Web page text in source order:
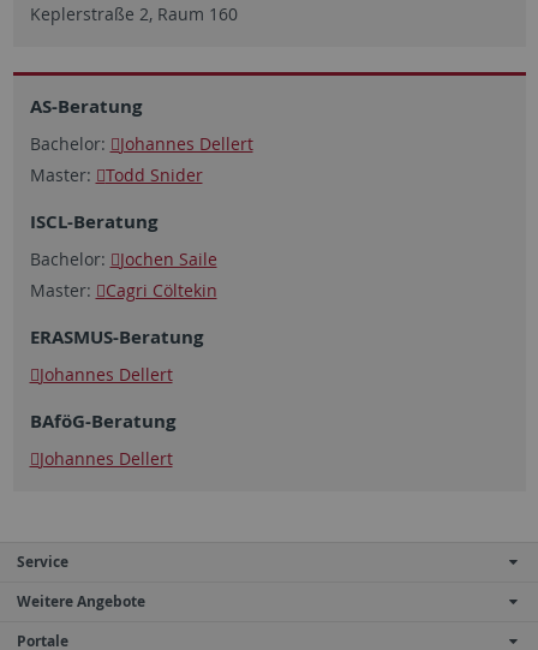
Keplerstraße 2, Raum 160
AS-Beratung
Bachelor:
Johannes Dellert
Master:
Todd Snider
ISCL-Beratung
Bachelor:
Jochen Saile
Master:
Cagri Cöltekin
ERASMUS-Beratung
Johannes Dellert
BAföG-Beratung
Johannes Dellert
Service
Weitere Angebote
Portale